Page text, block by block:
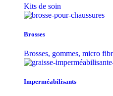
Kits de soin
Brosses
Brosses, gommes, micro
Imperméabilisants